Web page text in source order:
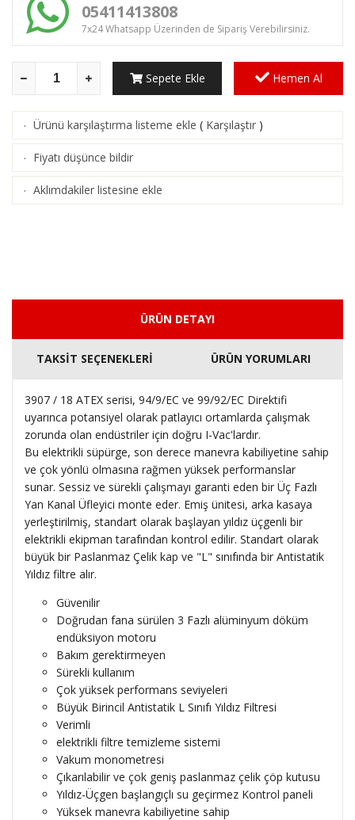
05411413808
7x24 Whatsapp Üzerinden de Sipariş Verebilirsiniz.
Sepete Ekle Hemen Al
· Ürünü karşılaştırma listeme ekle ( Karşılaştır )
· Fiyatı düşünce bildir
· Aklımdakiler listesine ekle
ÜRÜN DETAYI
TAKSİT SEÇENEKLERİ ÜRÜN YORUMLARI
3907 / 18 ATEX serisi, 94/9/EC ve 99/92/EC Direktifi
uyarınca potansiyel olarak patlayıcı ortamlarda çalışmak
zorunda olan endüstriler için doğru I-Vac'lardır.
Bu elektrikli süpürge, son derece manevra kabiliyetine sahip
ve çok yönlü olmasına rağmen yüksek performanslar
sunar. Sessiz ve sürekli çalışmayı garanti eden bir Üç Fazlı
Yan Kanal Üfleyici monte eder. Emiş ünitesi, arka kasaya
yerleştirilmiş, standart olarak başlayan yıldız üçgenli bir
elektrikli ekipman tarafından kontrol edilir. Standart olarak
büyük bir Paslanmaz Çelik kap ve "L" sınıfında bir Antistatik
Yıldız filtre alır.
Güvenilir
Doğrudan fana sürülen 3 Fazlı alüminyum döküm
endüksiyon motoru
Bakım gerektirmeyen
Sürekli kullanım
Çok yüksek performans seviyeleri
Büyük Birincil Antistatik L Sınıfı Yıldız Filtresi
Verimli
elektrikli filtre temizleme sistemi
Vakum monometresi
Çıkarılabilir ve çok geniş paslanmaz çelik çöp kutusu
Yıldız-Üçgen başlangıçlı su geçirmez Kontrol paneli
Yüksek manevra kabiliyetine sahip